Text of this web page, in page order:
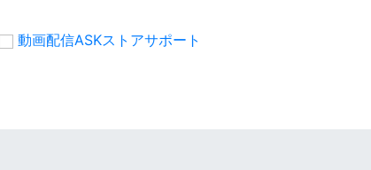
動画配信ASKストアサポート